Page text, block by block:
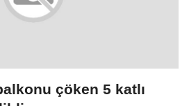
çöken 5 katlı